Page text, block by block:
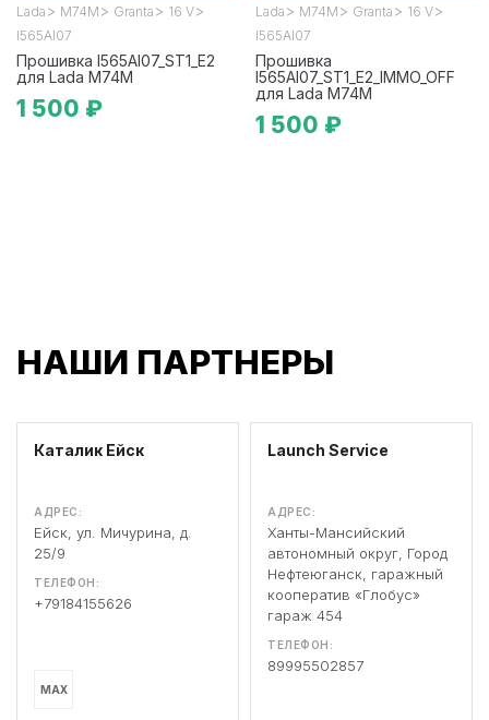
Lada > М74М > Granta > 16 V>
I565AI07
Прошивка I565AI07_ST1_E2
для Lada М74М
1 500 ₽
Lada > М74М > Granta > 16 V>
I565AI07
Прошивка
I565AI07_ST1_E2_IMMO_OFF
для Lada М74М
1 500 ₽
НАШИ ПАРТНЕРЫ
Каталик Ейск
АДРЕС:
Ейск, ул. Мичурина, д.
25/9
ТЕЛЕФОН:
+79184155626
MAX
Launch Service
АДРЕС:
Ханты-Мансийский
автономный округ, Город
Нефтеюганск, гаражный
кооператив «Глобус»
гараж 454
ТЕЛЕФОН:
89995502857